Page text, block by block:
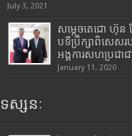
July 3, 2021
សម្តេចតេជោ ហ៊ុន
បទីប្រឹក្សាពិសេសរ
អង្គការសហប្រជាជ
January 11, 2020
ទស្សនៈ